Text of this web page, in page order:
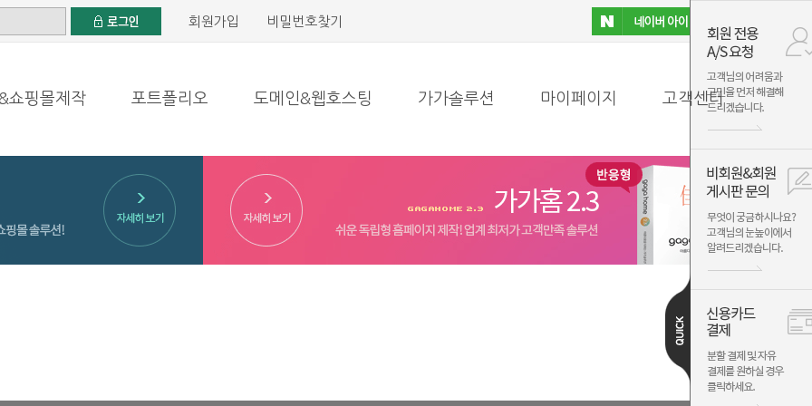
회원가입 비밀번호찾기
쇼핑몰제작 포트폴리오 도메인&웹호스팅 가가솔루션 마이페이지 고객센터